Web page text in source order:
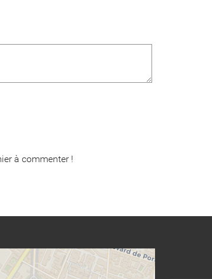
à commenter !